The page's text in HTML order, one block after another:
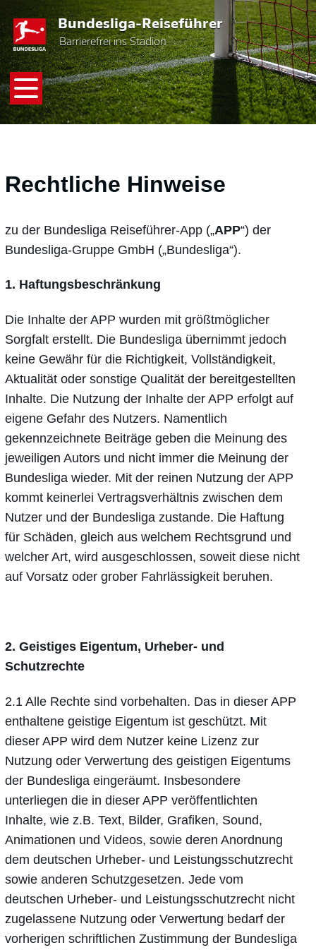
to
main
content
Bundesliga-Reiseführer
Barrierefrei ins Stadion
Rechtliche Hinweise
zu der Bundesliga Reiseführer-App („APP“) der
Bundesliga-Gruppe GmbH („Bundesliga“).
1. Haftungsbeschränkung
Die Inhalte der APP wurden mit größtmöglicher
Sorgfalt erstellt. Die Bundesliga übernimmt jedoch
keine Gewähr für die Richtigkeit, Vollständigkeit,
Aktualität oder sonstige Qualität der bereitgestellten
Inhalte. Die Nutzung der Inhalte der APP erfolgt auf
eigene Gefahr des Nutzers. Namentlich
gekennzeichnete Beiträge geben die Meinung des
jeweiligen Autors und nicht immer die Meinung der
Bundesliga wieder. Mit der reinen Nutzung der APP
kommt keinerlei Vertragsverhältnis zwischen dem
Nutzer und der Bundesliga zustande. Die Haftung
für Schäden, gleich aus welchem Rechtsgrund und
welcher Art, wird ausgeschlossen, soweit diese nicht
auf Vorsatz oder grober Fahrlässigkeit beruhen.
2. Geistiges Eigentum, Urheber- und
Schutzrechte
2.1 Alle Rechte sind vorbehalten. Das in dieser APP
enthaltene geistige Eigentum ist geschützt. Mit
dieser APP wird dem Nutzer keine Lizenz zur
Nutzung oder Verwertung des geistigen Eigentums
der Bundesliga eingeräumt. Insbesondere
unterliegen die in dieser APP veröffentlichten
Inhalte, wie z.B. Text, Bilder, Grafiken, Sound,
Animationen und Videos, sowie deren Anordnung
dem deutschen Urheber- und Leistungsschutzrecht
sowie anderen Schutzgesetzen. Jede vom
deutschen Urheber- und Leistungsschutzrecht nicht
zugelassene Nutzung oder Verwertung bedarf der
vorherigen schriftlichen Zustimmung der Bundesliga